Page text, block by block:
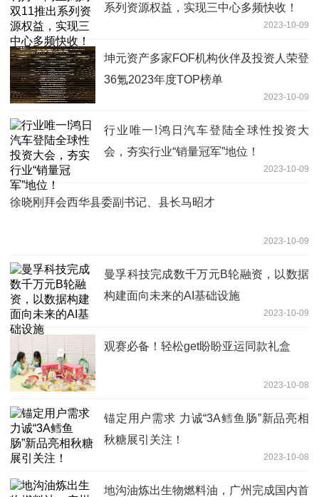
系列资源权益，实现三中心多频快收！
2023-10-09
坤元资产多家FOF机构伙伴及投资人荣登
36氪2023年度TOP榜单
2023-10-09
行业唯一!鸿日汽车登陆全球性投资大
会，夯实行业“销量冠军”地位！
2023-10-09
徐晓刚拜会西华县委副书记、县长马昭才
2023-10-09
曼孚科技完成数千万元B轮融资，以数据
构建面向未来的AI基础设施
2023-10-09
观赛必备！轻松get盼盼亚运同款礼盒
2023-10-08
锚定用户需求 力诚“3A鳕鱼肠”新品亮相
秋糖展引关注！
2023-10-08
地沟油炼出生物燃料油，广州完成国内首